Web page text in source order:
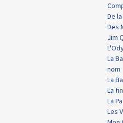
De
Des
Jim
La
nom
La
La
La
Les